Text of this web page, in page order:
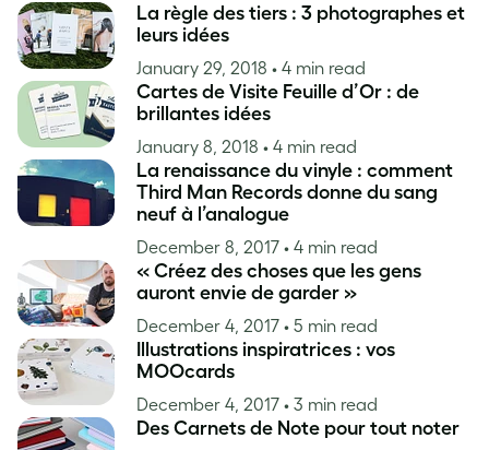
La règle des tiers : 3 photographes et
leurs idées
January 29, 2018 • 4 min read
Cartes de Visite Feuille d’Or : de
brillantes idées
January 8, 2018 • 4 min read
La renaissance du vinyle : comment
Third Man Records donne du sang
neuf à l’analogue
December 8, 2017 • 4 min read
« Créez des choses que les gens
auront envie de garder »
December 4, 2017 • 5 min read
Illustrations inspiratrices : vos
MOOcards
December 4, 2017 • 3 min read
Des Carnets de Note pour tout noter